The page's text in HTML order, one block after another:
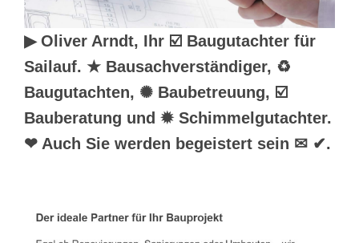
▶︎ Oliver Arndt, Ihr ☑️ Baugutachter für
Sailauf. ★ Bausachverständiger, ♻
Baugutachten, ✺ Baubetreuung, ☑️
Bauberatung und ✹ Schimmelgutachter.
❤ Auch Sie werden begeistert sein ✉ ✔.